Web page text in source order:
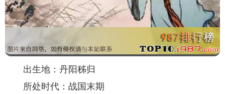
出生地：丹阳秭归
所处时代：战国末期